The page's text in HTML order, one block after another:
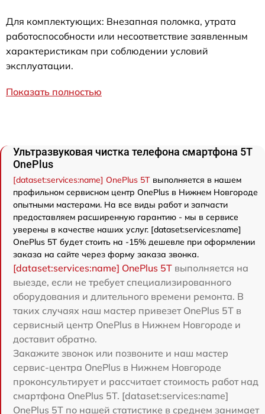
Для комплектующих: Внезапная поломка, утрата
работоспособности или несоответствие заявленным
характеристикам при соблюдении условий
эксплуатации.
Показать полностью
Ультразвуковая чистка телефона смартфона 5T
OnePlus
[dataset:services:name] OnePlus 5T выполняется в нашем
профильном сервисном центр OnePlus в Нижнем Новгороде
опытными мастерами. На все виды работ и запчасти
предоставляем расширенную гарантию - мы в сервисе
уверены в качестве наших услуг. [dataset:services:name]
OnePlus 5T будет стоить на -15% дешевле при оформлении
заказа на сайте через форму заказа звонка.
[dataset:services:name] OnePlus 5T выполняется на
выезде, если не требует специализированного
оборудования и длительного времени ремонта. В
таких случаях наш мастер привезет OnePlus 5T в
сервисный центр OnePlus в Нижнем Новгороде и
доставит обратно.
Закажите звонок или позвоните и наш мастер
сервис-центра OnePlus в Нижнем Новгороде
проконсультирует и рассчитает стоимость работ над
смартфона OnePlus 5T. [dataset:services:name]
OnePlus 5T по нашей статистике в среднем занимает